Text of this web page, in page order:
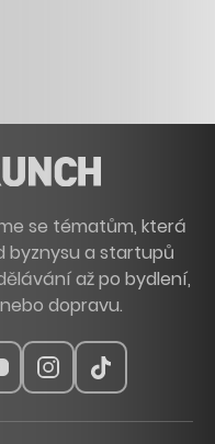
se tématům, která
byznysu a startupů
až po bydlení,
dopravu.